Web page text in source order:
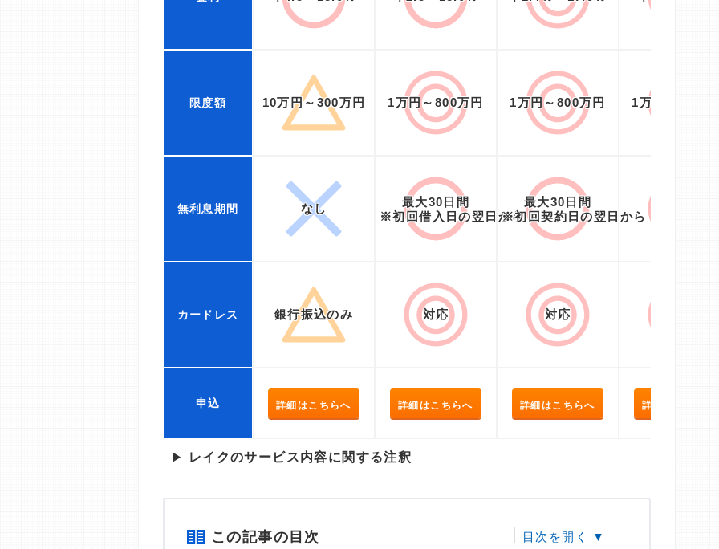
限度額 10万円～300万円 1万円～800万円 1万円～800万円 1万円～500万
無利息期間 なし 最大30日間
※初回借入日の翌日から
最大30日間
※初回契約日の翌日から
カードレス 銀行振込のみ 対応 対応
申込 詳細はこちらへ 詳細はこちらへ 詳細はこちらへ 詳細はこちらへ
▶ レイクのサービス内容に関する注釈
この記事の目次